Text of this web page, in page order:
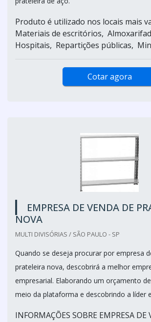
Produto é utilizado nos locais mais
Materiais de escritórios,
Hospitais, Repartições públicas,
Cotar agora
EMPRESA DE VENDA DE
NOVA
MULTI DIVISÓRIAS / SÃO PAULO - SP
Quando se deseja procurar por empresa
prateleira nova, descobrirá a melhor
empresarial. Elaborando um orçamento
meio da plataforma e descobrindo a líder
INFORMAÇÕES SOBRE EMPRESA DE